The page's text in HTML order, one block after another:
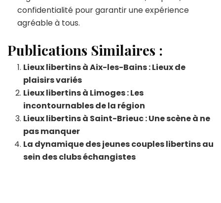
confidentialité pour garantir une expérience
agréable à tous.
Publications Similaires :
Lieux libertins à Aix-les-Bains : Lieux de
plaisirs variés
Lieux libertins à Limoges : Les
incontournables de la région
Lieux libertins à Saint-Brieuc : Une scène à ne
pas manquer
La dynamique des jeunes couples libertins au
sein des clubs échangistes